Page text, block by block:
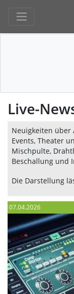
Live-
Neuigkeiten über
Events, Theater
Mischpulte,
Beschallung und
Die Darstellung
07.04.2026